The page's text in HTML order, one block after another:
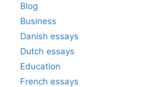
Blog
Business
Danish essays
Dutch essays
Education
French essays